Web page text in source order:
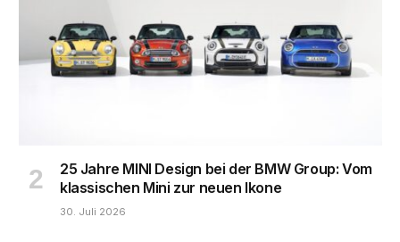
25 Jahre MINI Design bei der BMW Group: Vom
klassischen Mini zur neuen Ikone
30. Juli 2026